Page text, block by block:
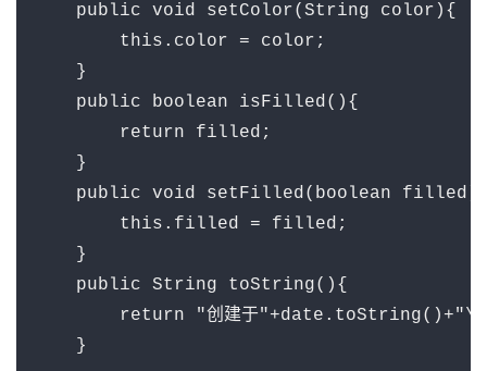
    public void setColor(String color){
        this.color = color;
    }
    public boolean isFilled(){
        return filled;
    }
public void setFilled(boolean
        this.filled = filled;
    }
    public String toString(){
return "创建于"+date.toString()+"\n
    }